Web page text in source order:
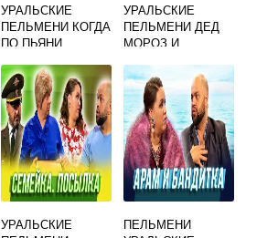
УРАЛЬСКИЕ
ПЕЛЬМЕНИ КОГДА
ПО ПЬЯНИ
НАЧАЛЬНИЦЕЙ
УРАЛЬСКИЕ
ПЕЛЬМЕНИ ДЕД
МОРОЗ И
УРАЛЬСКИЕ
ПЕЛЬМЕНИ